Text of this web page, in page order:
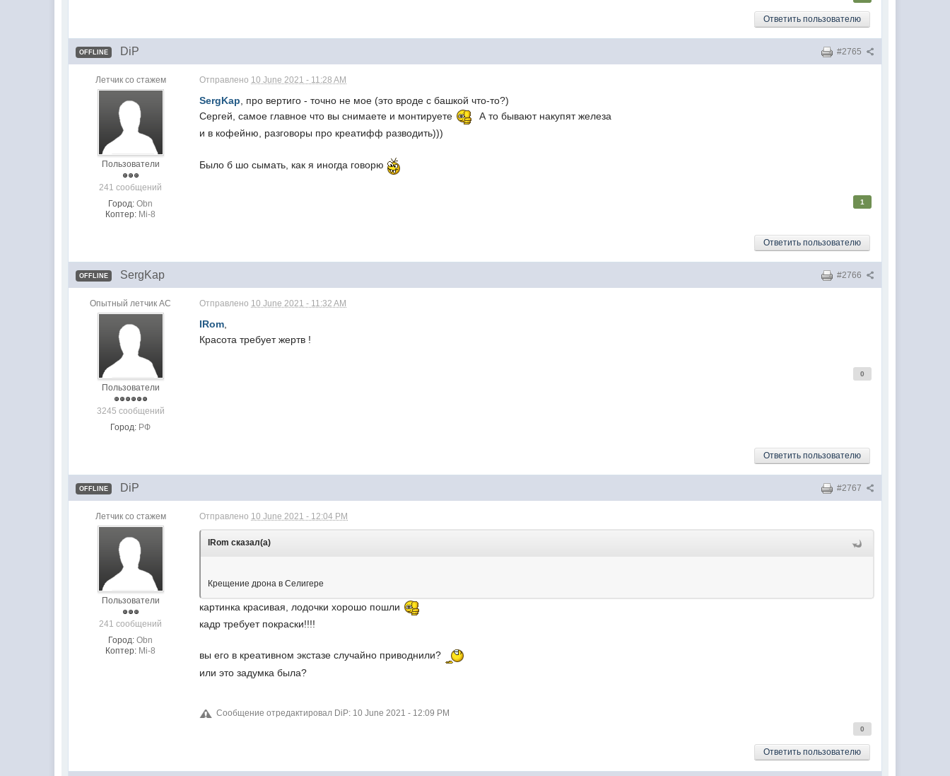
Ответить пользователю
#2765
OFFLINE DiP
Летчик со стажем
Пользователи
241 сообщений
Город: Obn
Коптер: Mi-8
Отправлено 10 June 2021 - 11:28 AM
SergKap , про вертиго - точно не мое (это вроде с башкой что-то?)
Сергей, самое главное что вы снимаете и монтируете
А то бывают накупят железа
и в кофейню, разговоры про креатифф разводить)))
Было б шо сымать, как я иногда говорю
1
Ответить пользователю
#2766
OFFLINE SergKap
Опытный летчик АС
Пользователи
3245 сообщений
Город: РФ
Отправлено 10 June 2021 - 11:32 AM
IRom
Красота требует жертв !
0
Ответить пользователю
#2767
OFFLINE DiP
Летчик со стажем
Пользователи
241 сообщений
Город: Obn
Коптер: Mi-8
Отправлено 10 June 2021 - 12:04 PM
IRom сказал(а)
Крещение дрона в Селигере
картинка красивая, лодочки хорошо пошли
кадр требует покраски!!!!
вы его в креативном экстазе случайно приводнили?
или это задумка была?
Сообщение отредактировал DiP: 10 June 2021 - 12:09 PM
0
Ответить пользователю